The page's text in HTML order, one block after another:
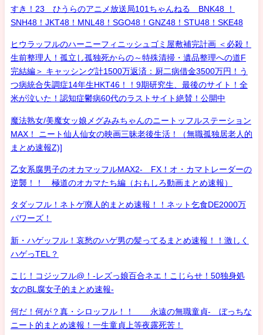
すき！23 ひうらのアニメ放送局101ちゃんねる BNK48 ！
SNH48！JKT48！MNL48！SGO48！GNZ48！STU48！SKE48
ヒウラッフルのハーニーフィニッシュゴミ屋敷補完計画 ＜必殺！
生前整理人！孤立し孤独死からの～特殊清掃・遺品整理への道F
完結編＞ キャッシング計1500万返済：厨二病借金3500万円！う
つ病統合失調症14年生HKT46！！9期研究生、最後のサイト！全
米が泣いた！認知症鬱病60代のラストサイト絶賛！公開中
魔法熟女/美魔女ッ娘メグみみちゃんのニートッフルステーション
MAX！ ニート仙人仙女の映画三昧老後生活！（無職孤独居老人的
まとめ速報Z)]
乙女系腐男子のオカマッフルMAX2- FX！オ・カマトレーダーの
逆襲！！ 極道のオカマたち編（おもしろ動画まとめ速報）
タダッフル！ネトゲ廃人的まとめ速報！！ネット乞食DE2000万
パワーズ！
新・ハゲッフル！哀愁のハゲ男の髪ってるまとめ速報！！激しく
ハゲっTEL？
こじ！コジッフル@！-レズっ娘百合ネエ！こじらせ！50独身処
女のBL腐女子的まとめ速報-
何だ！何が？真・シロッフル！！ 永遠の無職童貞- ぼっちな
ニート的まとめ速報！一生童貞上等夜露死苦！